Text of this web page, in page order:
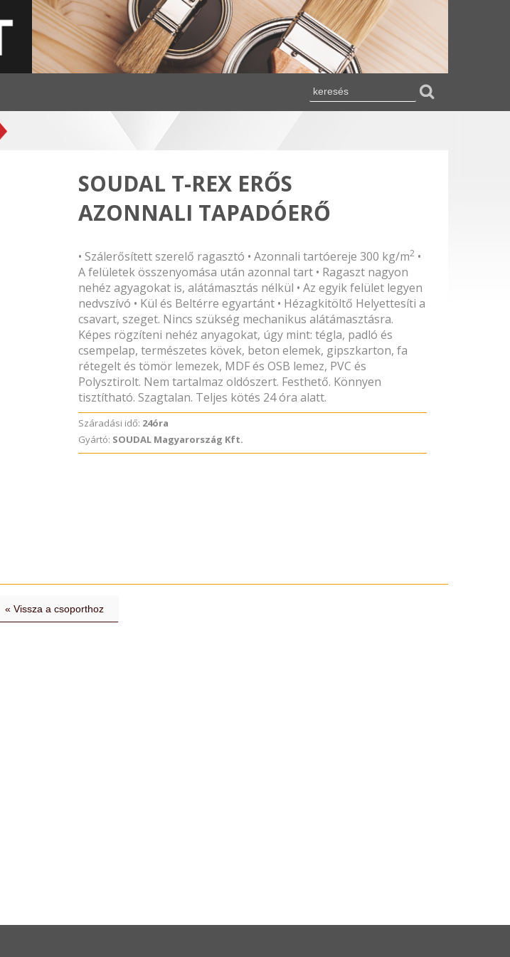
SOUDAL T-REX ERŐS
AZONNALI TAPADÓERŐ
• Szálerősített szerelő ragasztó • Azonnali tartóereje 300 kg/m2 •
A felületek összenyomása után azonnal tart • Ragaszt nagyon
nehéz agyagokat is, alátámasztás nélkül • Az egyik felület legyen
nedvszívó • Kül és Beltérre egyartánt • Hézagkitöltő Helyettesíti a
csavart, szeget. Nincs szükség mechanikus alátámasztásra.
Képes rögzíteni nehéz anyagokat, úgy mint: tégla, padló és
csempelap, természetes kövek, beton elemek, gipszkarton, fa
rétegelt és tömör lemezek, MDF és OSB lemez, PVC és
Polysztirolt. Nem tartalmaz oldószert. Festhető. Könnyen
tisztítható. Szagtalan. Teljes kötés 24 óra alatt.
Száradási idő: 24óra
Gyártó: SOUDAL Magyarország Kft.
« Vissza a csoporthoz